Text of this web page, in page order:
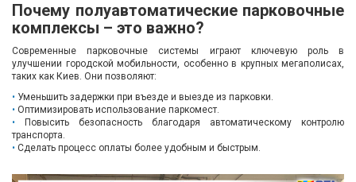
Почему полуавтоматические парковочные
комплексы – это важно?
Современные парковочные системы играют ключевую роль в
улучшении городской мобильности, особенно в крупных мегаполисах,
таких как Киев. Они позволяют:
Уменьшить задержки при въезде и выезде из парковки.
Оптимизировать использование паркомест.
Повысить безопасность благодаря автоматическому контролю
транспорта.
Сделать процесс оплаты более удобным и быстрым.